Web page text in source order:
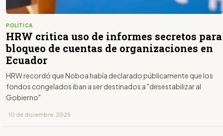
POLÍTICA
HRW critica uso de informes secretos para
bloqueo de cuentas de organizaciones en
Ecuador
HRW recordó que Noboa había declarado públicamente que los
fondos congelados iban a ser destinados a "desestabilizar al
Gobierno"
· 10 de diciembre, 2025